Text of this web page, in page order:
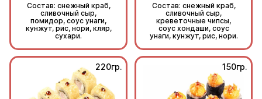
Состав: снежный краб,
сливочный сыр,
помидор, соус унаги,
кунжут, рис, нори, кляр,
сухари.
Состав: снежный краб,
сливочный сыр,
креветочные чипсы,
соус хондаши, соус
унаги, кунжут, рис, нори.
220гр. 150гр.